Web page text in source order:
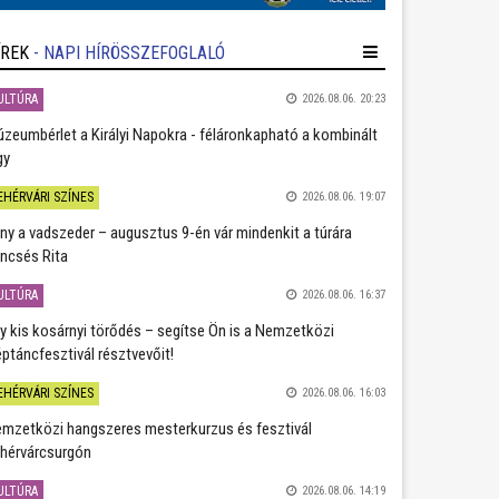
- NAPI HÍRÖSSZEFOGLALÓ
2026.08.06. 20:23
a Királyi Napokra - féláronkapható a kombinált
SZÍNES 2026.08.06. 19:07
a vadszeder – augusztus 9-én vár mindenkit a túrára
Rita
2026.08.06. 16:37
kis kosárnyi törődés – segítse Ön is a Nemzetközi
résztvevőit!
SZÍNES 2026.08.06. 16:03
hangszeres mesterkurzus és fesztivál
2026.08.06. 14:19